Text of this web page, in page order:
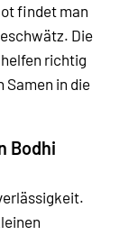
findet man
Die
richtig
Samen in die
Bodhi